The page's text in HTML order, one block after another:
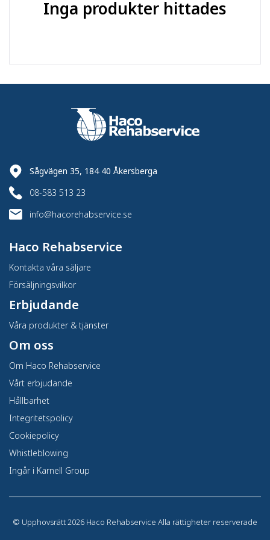
Produktserie:
standard, kraftiga, ESD
Inga produkter hittades
Sågvägen 35, 184 40 Åkersberga
08-583 513 23
info@hacorehabservice.se
Haco Rehabservice
Kontakta våra säljare
Försäljningsvilkor
Erbjudande
Våra produkter & tjänster
Om oss
Om Haco Rehabservice
Vårt erbjudande
Hållbarhet
Integritetspolicy
Cookiepolicy
Whistleblowing
Ingår i Karnell Group
© Upphovsrätt 2026 Haco Rehabservice Alla rättigheter reserverade